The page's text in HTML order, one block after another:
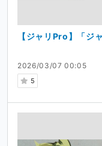
2026/03/07 00:05
5
【ジャリPro】「ジ